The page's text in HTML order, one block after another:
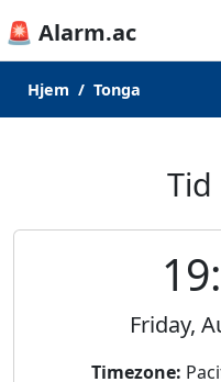
🚨 Alarm.ac
Hjem Tonga
Tid
Friday,
Timezone: